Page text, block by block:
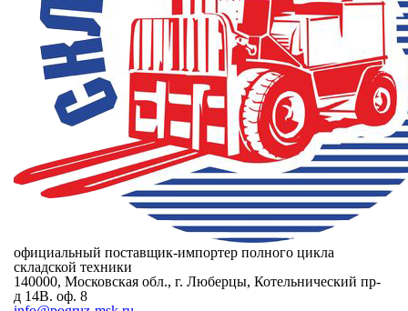
официальный поставщик-импортер полного цикла
складской техники
140000, Московская обл., г. Люберцы, Котельнический пр-
д 14В. оф. 8